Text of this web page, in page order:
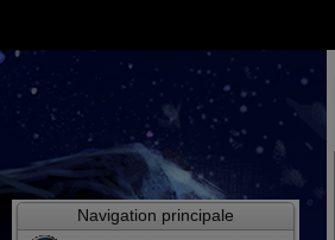
Navigation principale